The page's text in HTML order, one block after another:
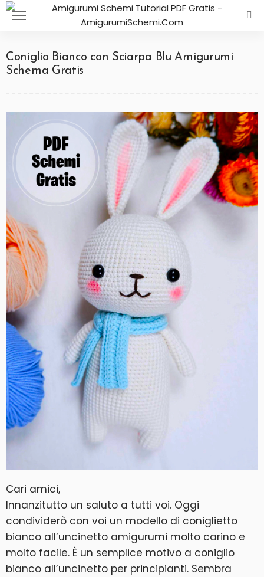
Coniglio Bianco con Sciarpa Blu Amigurumi
Schema Gratis
Cari amici,
Innanzitutto un saluto a tutti voi. Oggi
condividerò con voi un modello di coniglietto
bianco all’uncinetto amigurumi molto carino e
molto facile. È un semplice motivo a coniglio
bianco all’uncinetto per principianti. Sembra